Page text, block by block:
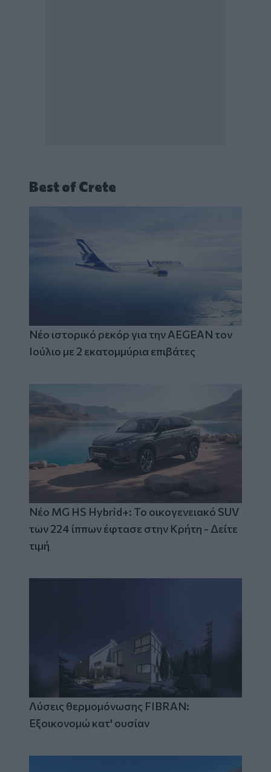
Best of Crete
Νέο ιστορικό ρεκόρ για την AEGEAN τον
Ιούλιο με 2 εκατομμύρια επιβάτες
Νέο MG HS Hybrid+: Το οικογενειακό SUV
των 224 ίππων έφτασε στην Κρήτη - Δείτε
τιμή
Λύσεις θερμομόνωσης FIBRAN:
Εξοικονομώ κατ' ουσίαν